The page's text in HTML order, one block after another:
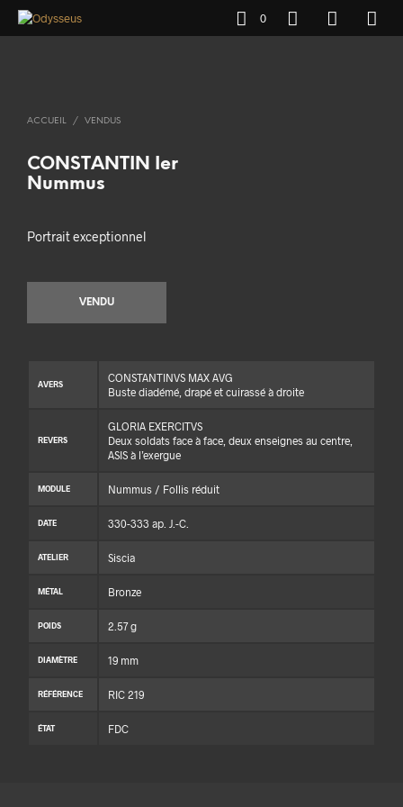
0
ACCUEIL / VENDUS
CONSTANTIN Ier
Nummus
Portrait exceptionnel
VENDU
AVERS
CONSTANTINVS MAX AVG
Buste diadémé, drapé et cuirassé à droite
REVERS
GLORIA EXERCITVS
Deux soldats face à face, deux enseignes au centre,
ASIS à l’exergue
MODULE Nummus / Follis réduit
DATE 330-333 ap. J.-C.
ATELIER Siscia
MÉTAL Bronze
POIDS 2.57 g
DIAMÈTRE 19 mm
RÉFÉRENCE RIC 219
ÉTAT FDC